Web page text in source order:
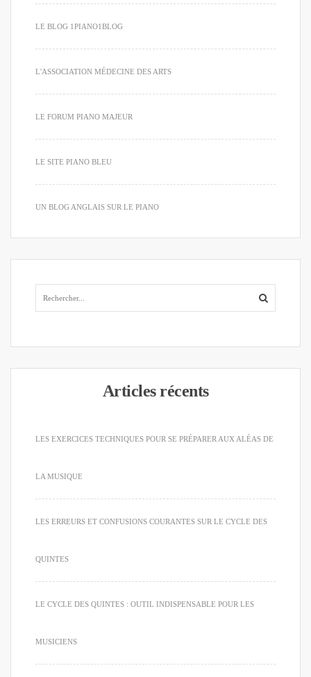
LE BLOG 1PIANO1BLOG
L'ASSOCIATION MÉDECINE DES ARTS
LE FORUM PIANO MAJEUR
LE SITE PIANO BLEU
UN BLOG ANGLAIS SUR LE PIANO
Articles récents
LES EXERCICES TECHNIQUES POUR SE PRÉPARER AUX ALÉAS DE
LA MUSIQUE
LES ERREURS ET CONFUSIONS COURANTES SUR LE CYCLE DES
QUINTES
LE CYCLE DES QUINTES : OUTIL INDISPENSABLE POUR LES
MUSICIENS